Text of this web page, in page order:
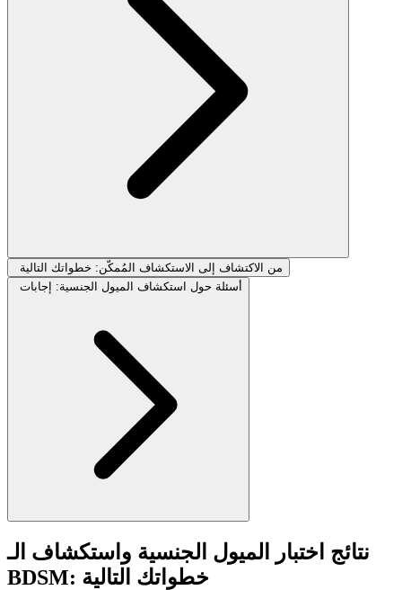
من الاكتشاف إلى الاستكشاف المُمكّن: خطواتك التالية
أسئلة حول استكشاف الميول الجنسية: إجابات
نتائج اختبار الميول الجنسية واستكشاف الـ
BDSM: خطواتك التالية